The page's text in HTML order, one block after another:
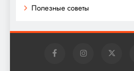
Полезные советы